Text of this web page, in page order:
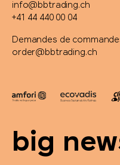
info@bbtrading.ch
+41 44 440 00 04
Demandes de
order@bbtrading.ch
big